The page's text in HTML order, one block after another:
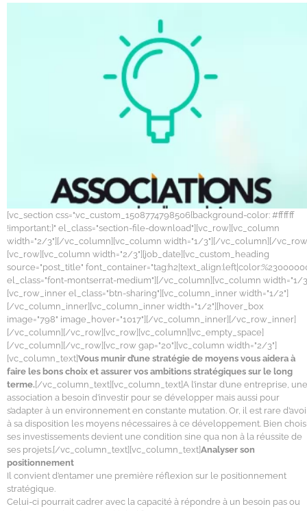
[vc_section css=".vc_custom_1508774798506{background-color: #ffffff
!important;}" el_class="section-file-download"][vc_row][vc_column
width="2/3"][/vc_column][vc_column width="1/3"][/vc_column][/
[vc_row][vc_column width="2/3"][job_date][vc_custom_heading
source="post_title"
el_class="font-montserrat-medium"][/vc_column][vc_column width="1/
[vc_row_inner el_class="btn-sharing"][vc_column_inner width="1/2"]
[/vc_column_inner][vc_column_inner width="1/2"][hover_box
image="798" image_hover="1017"][/vc_column_inner][/vc_row_inner]
[/vc_column][/vc_row][vc_row][vc_column][vc_empty_space]
[/vc_column][/vc_row][vc_row gap="20"][vc_column width="2/3"]
[vc_column_text]Vous munir d’une stratégie de moyens vous aidera à
faire les bons choix et assurer vos ambitions stratégiques sur le long
terme. [/vc_column_text][vc_column_text]A l’instar d’une entreprise, une
association a besoin d’investir pour se développer mais aussi pour
s’adapter à un environnement en constante mutation. Or, il est rare
à sa disposition les moyens nécessaires à ce développement. Bien
ses investissements devient une condition sine qua non à la réussite de
ses projets.[/vc_column_text][vc_column_text]Analyser son
positionnement
Il convient d’entamer une première réflexion sur le positionnement
stratégique.
Celui-ci pourrait cadrer avec la capacité à répondre à un besoin pas ou